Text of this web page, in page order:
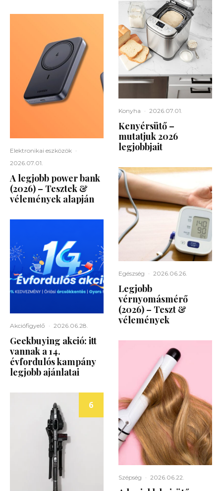
Elektronikai eszközök ·
2026.07.01.
A legjobb power bank
(2026) – Tesztek &
vélemények alapján
Akciófigyelő · 2026.06.28.
Geekbuying akció: itt
vannak a 14.
évfordulós kampány
legjobb ajánlatai
6
Konyha · 2026.07.01.
Kenyérsütő –
mutatjuk 2026
legjobbjait
Egészség · 2026.06.26.
Legjobb
vérnyomásmérő
(2026) – Teszt &
vélemények
Szépség · 2026.06.22.